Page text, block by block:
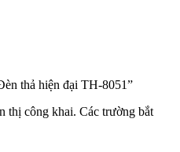
thả hiện đại TH-8051”
thị công khai. Các trường bắt